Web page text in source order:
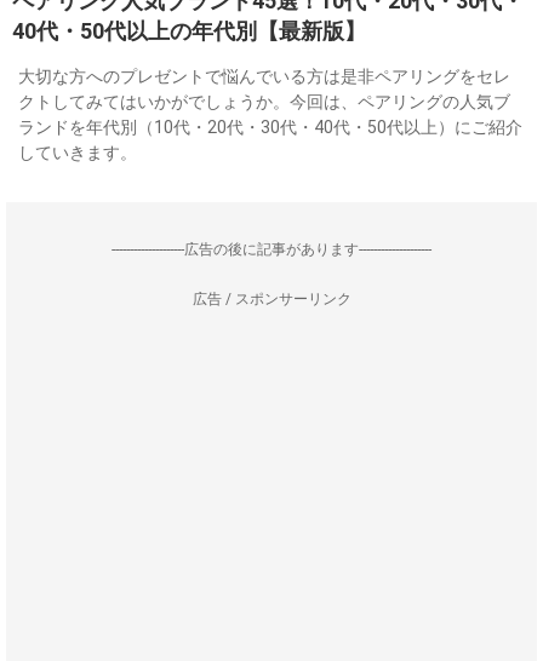
40代・50代以上の年代別【最新版】
大切な方へのプレゼントで悩んでいる方は是非ペアリングをセレ
クトしてみてはいかがでしょうか。今回は、ペアリングの人気ブ
ランドを年代別（10代・20代・30代・40代・50代以上）にご紹介
していきます。
--------------------広告の後に記事があります--------------------
広告 / スポンサーリンク